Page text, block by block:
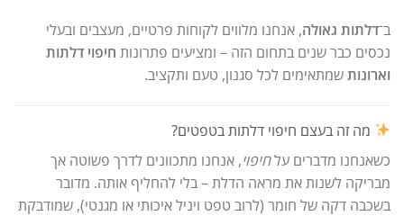
ב־דלתות גאולה, אנחנו מלווים לקוחות פרטיים, מעצבים ובעלי
נכסים כבר שנים בתחום הזה – ומציעים פתרונות חיפוי דלתות
וארונותשמתאימים לכל סגנון, טעם ותקציב.
מה זה בעצם חיפוי דלתות בטפטים?
כשאנחנו מדברים עלחיפוי, אנחנו מתכוונים לדרך פשוטה אך
מבריקה לשנות את מראה הדלת – בלי להחליף אותה. מדובר
בשכבה דקה של חומר (לרוב טפט ויניל איכותי או מגנטי), שמודבקת